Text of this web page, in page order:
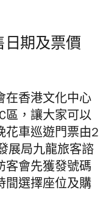
期及票價
在香港文化中心
區，讓大家可以
花車巡遊門票由2
展局九龍旅客諮
客會先獲發號碼
間選擇座位及購